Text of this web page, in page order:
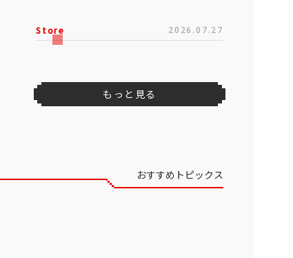
Store 2026.07.27
もっと見る
おすすめトピックス